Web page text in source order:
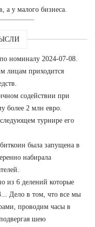
а у малого бизнеса.
номиналу 2024-07-08.
лицам приходится
содействии при
более 2 млн евро.
турнире его
была запущена в
набирала
из 6 делений которые
Дело в том, что все мы
проводим часы в
шею